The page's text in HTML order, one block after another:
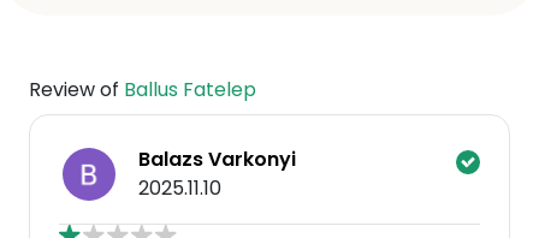
Review of Ballus Fatelep
Balazs Varkonyi
2025.11.10